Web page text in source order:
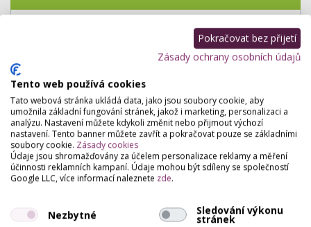
Pokračovat bez přijetí
Zásady ochrany osobních údajů
Tento web používá cookies
Tato webová stránka ukládá data, jako jsou soubory cookie, aby
umožnila základní fungování stránek, jakož i marketing, personalizaci a
analýzu. Nastavení můžete kdykoli změnit nebo přijmout výchozí
nastavení. Tento banner můžete zavřít a pokračovat pouze se základními
soubory cookie. Zásady cookies
Údaje jsou shromažďovány za účelem personalizace reklamy a měření
účinnosti reklamních kampaní. Údaje mohou být sdíleny se společností
Google LLC, více informací naleznete zde.
Nezbytné Sledování výkonu
stránek